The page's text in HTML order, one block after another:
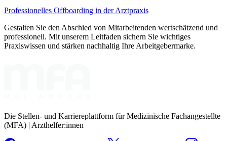
Professionelles Offboarding in der Arztpraxis
Gestalten Sie den Abschied von Mitarbeitenden wertschätzend und
professionell. Mit unserem Leitfaden sichern Sie wichtiges
Praxiswissen und stärken nachhaltig Ihre Arbeitgebermarke.
Die Stellen- und Karriereplattform für Medizinische Fachangestellte
(MFA) | Arzthelfer:innen